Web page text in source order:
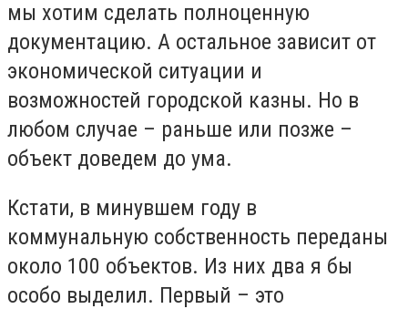
мы хотим сделать полноценную
документацию. А остальное зависит от
экономической ситуации и
возможностей городской казны. Но в
любом случае – раньше или позже –
объект доведем до ума.
Кстати, в минувшем году в
коммунальную собственность переданы
около 100 объектов. Из них два я бы
особо выделил. Первый – это